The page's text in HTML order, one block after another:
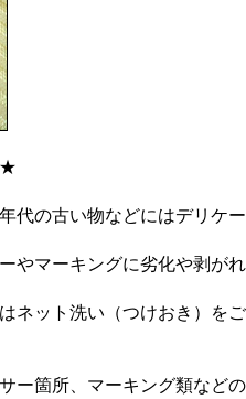
★
代の古い物などにはデリケー
やマーキングに劣化や剥がれ
ネット洗い（つけおき）をご
ー箇所、マーキング類などの